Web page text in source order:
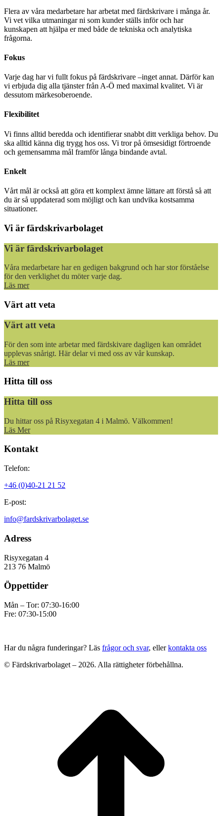
Flera av våra medarbetare har arbetat med färdskrivare i många år.
Vi vet vilka utmaningar ni som kunder ställs inför och har
kunskapen att hjälpa er med både de tekniska och analytiska
frågorna.
Fokus
Varje dag har vi fullt fokus på färdskrivare –inget annat. Därför kan
vi erbjuda dig alla tjänster från A-Ö med maximal kvalitet. Vi är
dessutom märkesoberoende.
Flexibilitet
Vi finns alltid beredda och identifierar snabbt ditt verkliga behov. Du
ska alltid känna dig trygg hos oss. Vi tror på ömsesidigt förtroende
och gemensamma mål framför långa bindande avtal.
Enkelt
Vårt mål är också att göra ett komplext ämne lättare att förstå så att
du är så uppdaterad som möjligt och kan undvika kostsamma
situationer.
Vi är färdskrivarbolaget
Vi är färdskrivarbolaget
Våra medarbetare har en gedigen bakgrund och har stor förståelse
för den verklighet du möter varje dag.
Läs mer
Värt att veta
Värt att veta
För den som inte arbetar med färdskivare dagligen kan området
upplevas snårigt. Här delar vi med oss av vår kunskap.
Läs mer
Hitta till oss
Hitta till oss
Du hittar oss på Risyxegatan 4 i Malmö. Välkommen!
Läs Mer
Kontakt
Telefon:
+46 (0)40-21 21 52
E-post:
info@fardskrivarbolaget.se
Adress
Risyxegatan 4
213 76 Malmö
Öppettider
Mån – Tor: 07:30-16:00
Fre: 07:30-15:00
Har du några funderingar? Läs frågor och svar, ellerkontakta oss
© Färdskrivarbolaget – 2026. Alla rättigheter förbehållna.